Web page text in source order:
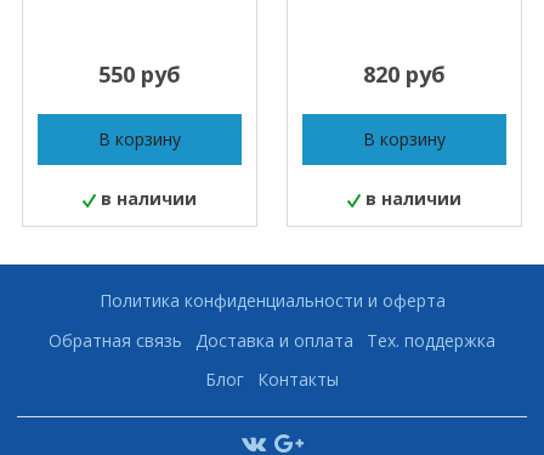
550 руб
В корзину
в наличии
820 руб
В корзину
в наличии
Политика конфиденциальности и оферта
Обратная связь
Доставка и оплата
Тех. поддержка
Блог
Контакты